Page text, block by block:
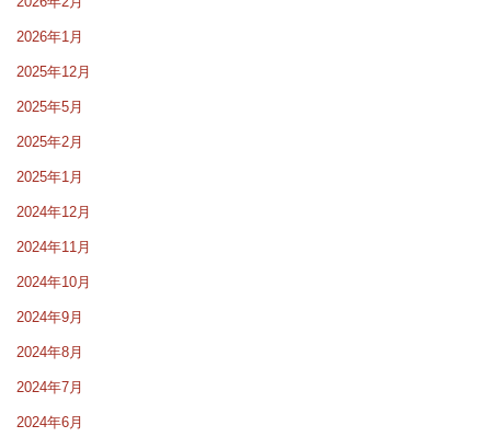
2026年1月
2025年12月
2025年5月
2025年2月
2025年1月
2024年12月
2024年11月
2024年10月
2024年9月
2024年8月
2024年7月
2024年6月